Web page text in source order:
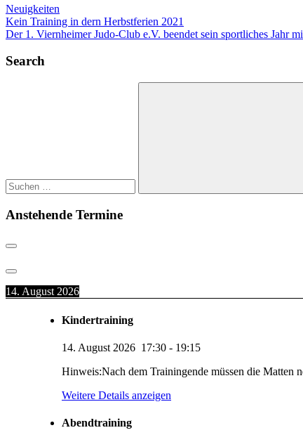
Neuigkeiten
Beitragsnavigation
Vorheriger
Beitrag:
Kein Training in dern Herbstferien 2021
Nächster
Der 1. Viernheimer Judo-Club e.V. beendet sein sportliches Jahr
Search
Suchen
Anstehende Termine
14. August 2026
Kindertraining
14. August 2026 17:30 - 19:15
Hinweis:Nach dem Trainingende müssen die Matten
Weitere Details anzeigen
Abendtraining